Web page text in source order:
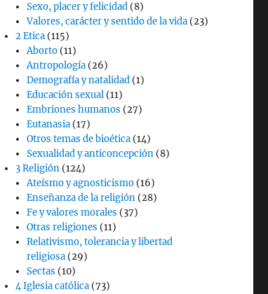
Sexo, placer y felicidad (8)
Valores, carácter y sentido de la vida (23)
2 Etica (115)
Aborto (11)
Antropología (26)
Demografía y natalidad (1)
Educación sexual (11)
Embriones humanos (27)
Eutanasia (17)
Otros temas de bioética (14)
Sexualidad y anticoncepción (8)
3 Religión (124)
Ateísmo y agnosticismo (16)
Enseñanza de la religión (28)
Fe y valores morales (37)
Otras religiones (11)
Relativismo, tolerancia y libertad
religiosa (29)
Sectas (10)
4 Iglesia católica (73)